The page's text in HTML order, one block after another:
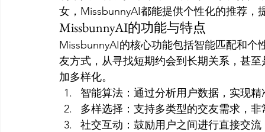
女，MissbunnyAI都能提供个性化的推荐，
MissbunnyAI的功能与特点
MissbunnyAI的核心功能包括智能匹配和
友方式，从寻找短期约会到长期关系，甚
加多样化。
智能算法：通过分析用户数据，实现精
多样选择：支持多类型的交友需求，
社交互动：鼓励用户之间进行直接交